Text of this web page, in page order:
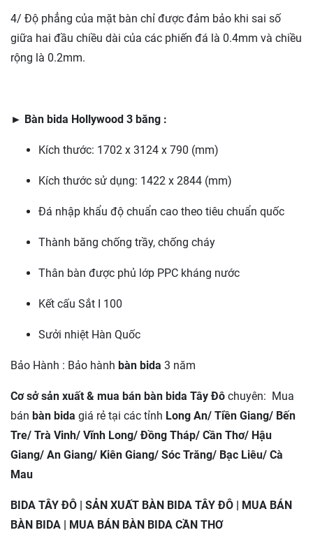
4/ Độ phẳng của mặt bàn chỉ được đảm bảo khi sai số
giữa hai đầu chiều dài của các phiến đá là 0.4mm và chiều
rộng là 0.2mm.
► Bàn bida Hollywood 3 băng :
Kích thước: 1702 x 3124 x 790 (mm)
Kích thước sử dụng: 1422 x 2844 (mm)
Đá nhập khẩu độ chuẩn cao theo tiêu chuẩn quốc
Thành băng chống trầy, chống cháy
Thân bàn được phủ lớp PPC kháng nước
Kết cấu Sắt I 100
Sưởi nhiệt Hàn Quốc
Bảo Hành : Bảo hành bàn bida 3 năm
Cơ sở sản xuất & mua bán bàn bida Tây Đô chuyên: Mua
bán bàn bida giá rẻ tại các tỉnh Long An/ Tiền Giang/ Bến
Tre/ Trà Vinh/ Vĩnh Long/ Đồng Tháp/ Cần Thơ/ Hậu
Giang/ An Giang/ Kiên Giang/ Sóc Trăng/ Bạc Liêu/ Cà
Mau
BIDA TÂY ĐÔ | SẢN XUẤT BÀN BIDA TÂY ĐÔ | MUA BÁN
BÀN BIDA | MUA BÁN BÀN BIDA CẦN THƠ